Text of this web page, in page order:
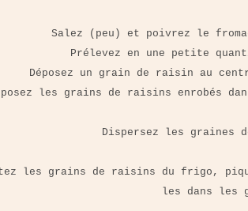
Salez (peu) et poivrez le
Prélevez en une petite
Déposez un grain de raisin au
les grains de raisins enrobés
Dispersez les graines
les grains de raisins du frigo,
les dans les